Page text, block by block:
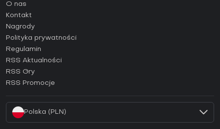
Poradniki
Jak aktywować klucz Steam (CD Key)?
Jak aktywować klucz Epic Games (CD Key)?
Jak aktywować klucz GOG (CD Key)?
Jak aktywować klucz Ubisoft Connect (CD Key)?
Jak aktywować klucz EA App (CD Key)?
O nas
Kontakt
Nagrody
Polityka prywatności
Regulamin
RSS Aktualności
RSS Gry
RSS Promocje
Polska (PLN)